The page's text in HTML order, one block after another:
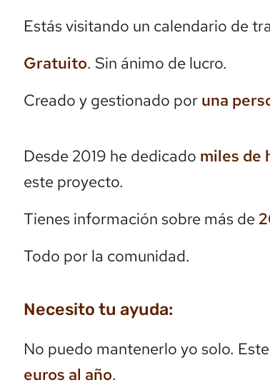
Estás visitando un calendario de
Gratuito. Sin ánimo de lucro.
Creado y gestionado por una
Desde 2019 he dedicado miles de
este proyecto.
Tienes información sobre más de
Todo por la comunidad.
Necesito tu ayuda:
No puedo mantenerlo yo solo.
euros al año.